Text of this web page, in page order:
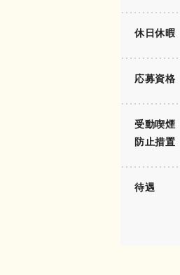
休日休暇
応募資格
受動喫煙
防止措置
待遇